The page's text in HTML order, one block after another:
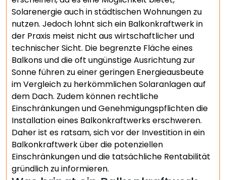
Solarenergie auch in städtischen Wohnungen zu
nutzen. Jedoch lohnt sich ein Balkonkraftwerk in
der Praxis meist nicht aus wirtschaftlicher und
technischer Sicht. Die begrenzte Fläche eines
Balkons und die oft ungünstige Ausrichtung zur
Sonne führen zu einer geringen Energieausbeute
im Vergleich zu herkömmlichen Solaranlagen auf
dem Dach. Zudem können rechtliche
Einschränkungen und Genehmigungspflichten die
Installation eines Balkonkraftwerks erschweren.
Daher ist es ratsam, sich vor der Investition in ein
Balkonkraftwerk über die potenziellen
Einschränkungen und die tatsächliche Rentabilität
gründlich zu informieren.